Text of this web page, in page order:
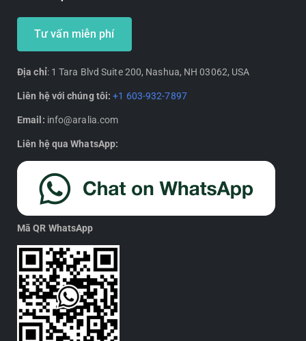
Tư vấn miễn phí
Địa chỉ: 1 Tara Blvd Suite 200, Nashua, NH 03062, USA
Liên hệ với chúng tôi: +1 603-932-7897
Email: info@aralia.com
Liên hệ qua WhatsApp:
Mã QR WhatsApp